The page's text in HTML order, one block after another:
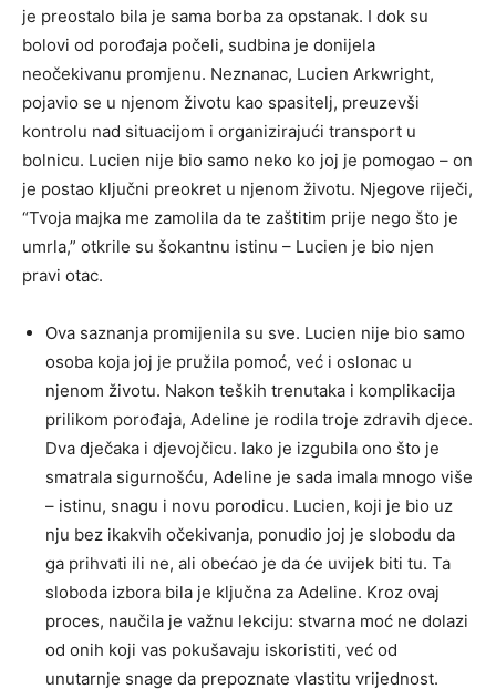
je preostalo bila je sama borba za opstanak. I dok su
bolovi od porođaja počeli, sudbina je donijela
neočekivanu promjenu. Neznanac, Lucien Arkwright,
pojavio se u njenom životu kao spasitelj, preuzevši
kontrolu nad situacijom i organizirajući transport u
bolnicu. Lucien nije bio samo neko ko joj je pomogao – on
je postao ključni preokret u njenom životu. Njegove riječi,
“Tvoja majka me zamolila da te zaštitim prije nego što je
umrla,” otkrile su šokantnu istinu – Lucien je bio njen
pravi otac.
Ova saznanja promijenila su sve. Lucien nije bio samo
osoba koja joj je pružila pomoć, već i oslonac u
njenom životu. Nakon teških trenutaka i komplikacija
prilikom porođaja, Adeline je rodila troje zdravih djece.
Dva dječaka i djevojčicu. Iako je izgubila ono što je
smatrala sigurnošću, Adeline je sada imala mnogo više
– istinu, snagu i novu porodicu. Lucien, koji je bio uz
nju bez ikakvih očekivanja, ponudio joj je slobodu da
ga prihvati ili ne, ali obećao je da će uvijek biti tu. Ta
sloboda izbora bila je ključna za Adeline. Kroz ovaj
proces, naučila je važnu lekciju: stvarna moć ne dolazi
od onih koji vas pokušavaju iskoristiti, već od
unutarnje snage da prepoznate vlastitu vrijednost.